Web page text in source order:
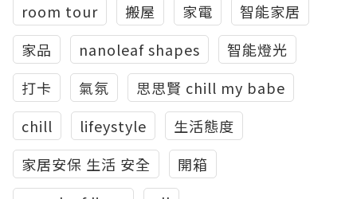
room tour
搬屋 家電
智能家居
家品
nanoleaf shapes
智能燈光
打卡
氣氛
思思賢 chill my babe
chill
lifeystyle
生活態度
家居安保 生活 安全
開箱